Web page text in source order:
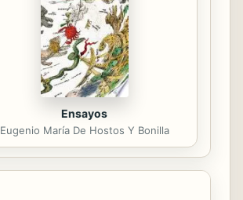
Ensayos
Eugenio María De Hostos Y Bonilla